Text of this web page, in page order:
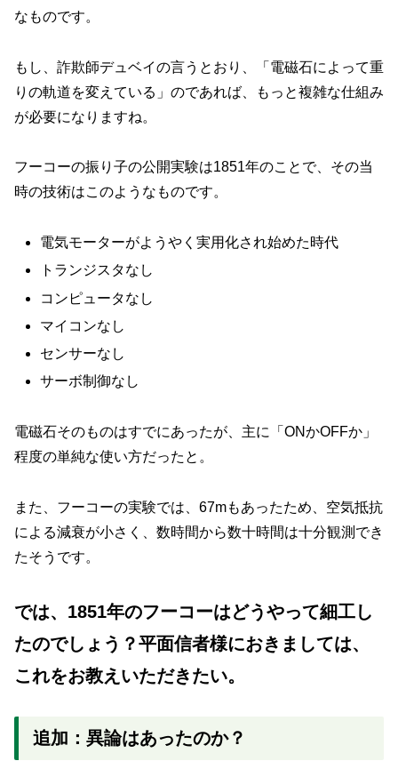
なものです。
もし、詐欺師デュベイの言うとおり、「電磁石によって重
りの軌道を変えている」のであれば、もっと複雑な仕組み
が必要になりますね。
フーコーの振り子の公開実験は1851年のことで、その当
時の技術はこのようなものです。
電気モーターがようやく実用化され始めた時代
トランジスタなし
コンピュータなし
マイコンなし
センサーなし
サーボ制御なし
電磁石そのものはすでにあったが、主に「ONかOFFか」
程度の単純な使い方だったと。
また、フーコーの実験では、67mもあったため、空気抵抗
による減衰が小さく、数時間から数十時間は十分観測でき
たそうです。
では、1851年のフーコーはどうやって細工し
たのでしょう？平面信者様におきましては、
これをお教えいただきたい。
追加：異論はあったのか？